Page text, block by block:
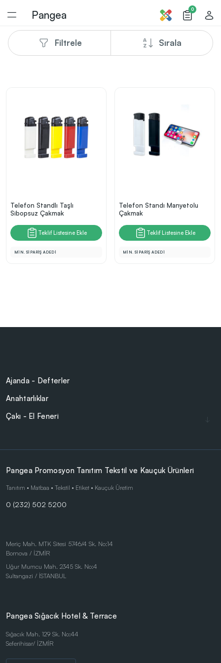
Pangea 0
Filtrele Sırala
Telefon Standlı Taşlı
Sibopsuz Çakmak
Teklif Listesine Ekle
MİN. SİPARİŞ ADEDİ
Telefon Standı Manyetolu
Çakmak
Teklif Listesine Ekle
MİN. SİPARİŞ ADEDİ
Ajanda - Defterler
Anahtarlıklar
Çakı - El Feneri
Cam Ürünler
Çanta - Cüzdan
Çocuk Ürünleri
Doğa Dostu Ürünler
Kalem Setleri
Kişisel Ürünler
Kırtasiye Ürünleri
Kristal ve Ödül Ürünleri
Masa Saatleri
Pangea Promosyon Tanıtım Tekstil ve Kauçuk Ürünleri
Tanıtım • Matbaa • Tekstil • Etiket • Kauçuk Üretim
0 (232) 502 5200
Meriç Mah. MTK Sitesi 5746/4 Sk. No:14
Bornova / İZMİR
Uğur Mumcu Mah. 2345 Sk. No:4
Sultangazi / İSTANBUL
Pangea Sığacık Hotel & Terrace
Sığacık Mah. 129 Sk. No:44
Seferihisar/ İZMİR